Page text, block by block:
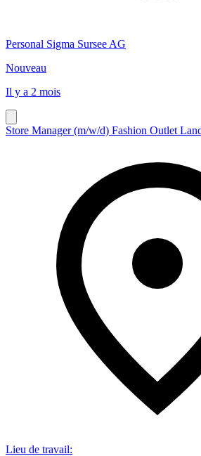
Personal Sigma Sursee AG
Nouveau
Il y a 2 mois
Store Manager (m/w/d) Fashion Outlet
Lieu de travail: